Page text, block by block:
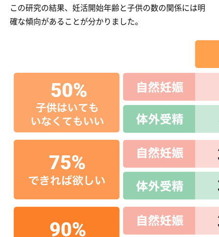
この研究の結果、妊活開始年齢と子供の数の関係には明
確な傾向があることが分かりました。